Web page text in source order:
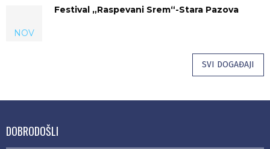
NOV
Festival „Raspevani Srem“-Stara Pazova
SVI DOGAĐAJI
DOBRODOŠLI